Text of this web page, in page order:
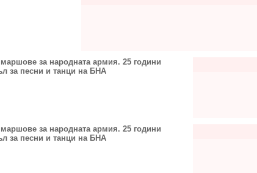
за народната армия. 25 години
за песни и танци на БНА
за народната армия. 25 години
за песни и танци на БНА